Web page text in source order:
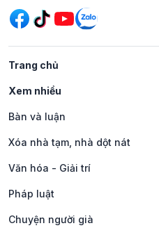
Trang chủ
Xem nhiều
Bàn và luận
Xóa nhà tạm, nhà dột nát
Văn hóa - Giải trí
Pháp luật
Chuyện người già